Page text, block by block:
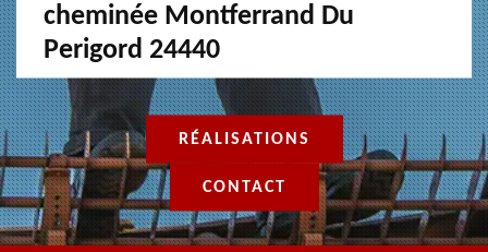
cheminée Montferrand Du
Perigord 24440
RÉALISATIONS
CONTACT